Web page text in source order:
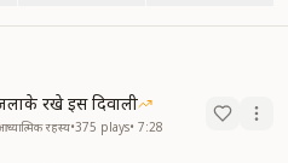
रखे इस दिवाली
रहस्य•375 plays• 7:28